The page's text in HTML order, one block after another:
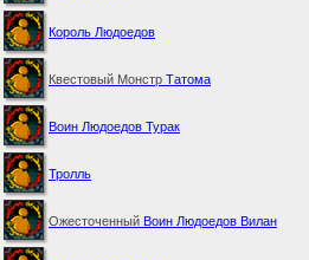
Король Людоедов
Квестовый Монстр Татома
Воин Людоедов Турак
Тролль
Ожесточенный Воин Людоедов Вилан